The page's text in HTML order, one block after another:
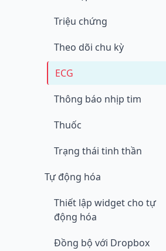
Triệu chứng
Theo dõi chu kỳ
ECG
Thông báo nhịp tim
Thuốc
Trạng thái tinh thần
Tự động hóa
Thiết lập widget cho tự
động hóa
Đồng bộ với Dropbox